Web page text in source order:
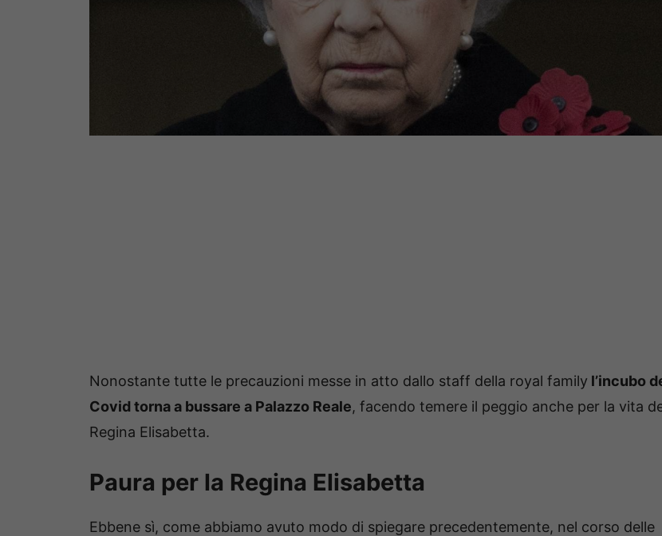
Nonostante tutte le precauzioni messe in atto dallo staff della royal family l’incubo
Covid torna a bussare a Palazzo Reale, facendo temere il peggio anche per la vita
Regina Elisabetta.
Paura per la Regina Elisabetta
Ebbene sì, come abbiamo avuto modo di spiegare precedentemente, nel corso delle